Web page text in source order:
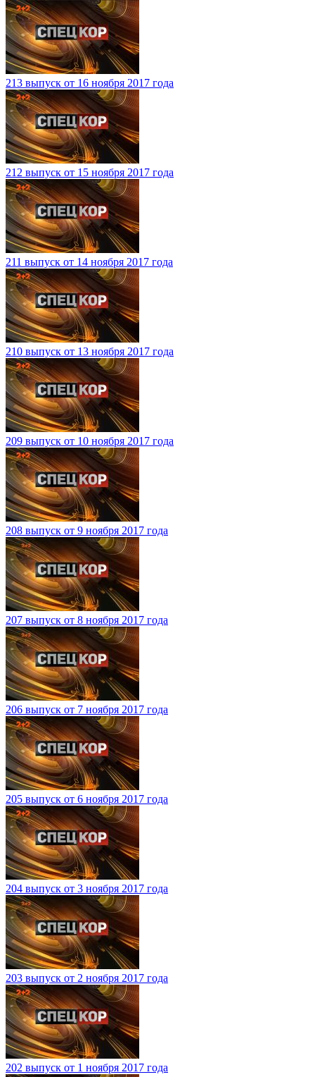
213 выпуск от 16 ноября 2017 года
212 выпуск от 15 ноября 2017 года
211 выпуск от 14 ноября 2017 года
210 выпуск от 13 ноября 2017 года
209 выпуск от 10 ноября 2017 года
208 выпуск от 9 ноября 2017 года
207 выпуск от 8 ноября 2017 года
206 выпуск от 7 ноября 2017 года
205 выпуск от 6 ноября 2017 года
204 выпуск от 3 ноября 2017 года
203 выпуск от 2 ноября 2017 года
202 выпуск от 1 ноября 2017 года